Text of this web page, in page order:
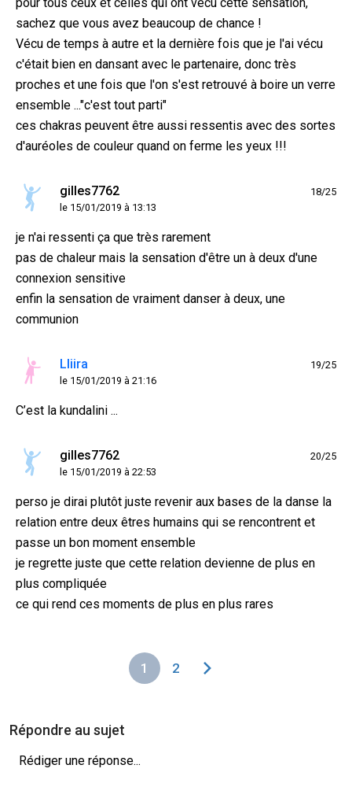
sachez que vous avez beaucoup de chance !
Vécu de temps à autre et la dernière fois que je l'ai vécu
c'était bien en dansant avec le partenaire, donc très
proches et une fois que l'on s'est retrouvé à boire un verre
ensemble ..."c'est tout parti"
ces chakras peuvent être aussi ressentis avec des sortes
d'auréoles de couleur quand on ferme les yeux !!!
gilles7762
le 15/01/2019 à 13:13
18/25
je n'ai ressenti ça que très rarement
pas de chaleur mais la sensation d'être un à deux d'une
connexion sensitive
enfin la sensation de vraiment danser à deux, une
communion
Lliira
le 15/01/2019 à 21:16
19/25
C’est la kundalini ...
gilles7762
le 15/01/2019 à 22:53
20/25
perso je dirai plutôt juste revenir aux bases de la danse la
relation entre deux êtres humains qui se rencontrent et
passe un bon moment ensemble
je regrette juste que cette relation devienne de plus en
plus compliquée
ce qui rend ces moments de plus en plus rares
1 2
Répondre au sujet